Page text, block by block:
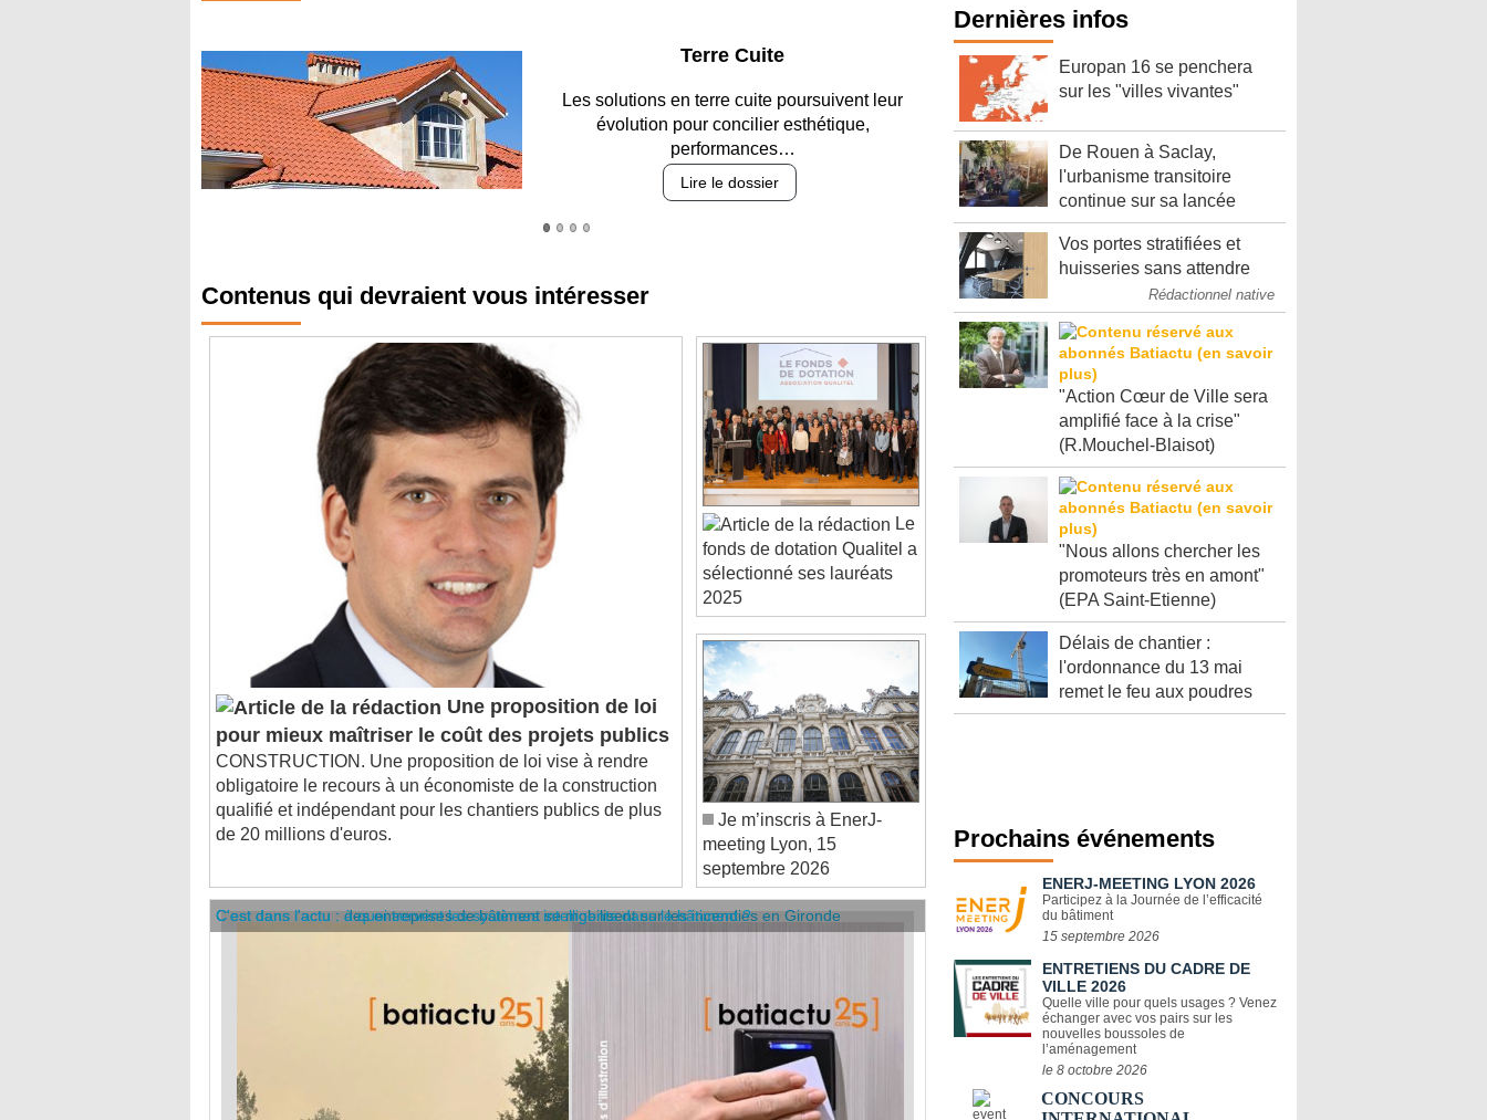
Parking et garages
Entre circulation, sécurisation des accès, durabilité
des revêtements et intégration…
Lire le dossier
Une proposition de loi
pour mieux maîtriser le coût des projets publics
CONSTRUCTION. Une proposition de loi vise à rendre
obligatoire le recours à un économiste de la construction
qualifié et indépendant pour les chantiers publics de plus
de 20 millions d'euros.
Le
fonds de dotation Qualitel a
sélectionné ses lauréats
2025
Je m’inscris à EnerJ-
meeting Lyon, 15
septembre 2026
C'est dans l'actu : des entreprises de bâtiment se mobilisent sur les incendies en Gironde
C'est dans l'actu : à quoi servent les systèmes intelligents dans le bâtiment ?
Dernières infos
Europan 16 se penchera
sur les "villes vivantes"
De Rouen à Saclay,
l'urbanisme transitoire
continue sur sa lancée
Vos portes stratifiées et
huisseries sans attendre
Rédactionnel native
"Action Cœur de Ville sera
amplifié face à la crise"
(R.Mouchel-Blaisot)
"Nous allons chercher les
promoteurs très en amont"
(EPA Saint-Etienne)
Délais de chantier :
l'ordonnance du 13 mai
remet le feu aux poudres
Prochains événements
ENERJ-MEETING LYON 2026
Participez à la Journée de l’efficacité
du bâtiment
15 septembre 2026
ENTRETIENS DU CADRE DE
VILLE 2026
Quelle ville pour quels usages ? Venez
échanger avec vos pairs sur les
nouvelles boussoles de
l’aménagement
le 8 octobre 2026
CONCOURS